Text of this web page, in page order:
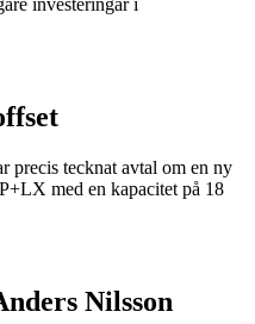
investeringar i
precis tecknat avtal om en ny
med en kapacitet på 18
Nilsson